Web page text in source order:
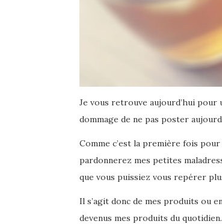
Je vous retrouve aujourd’hui
dommage de ne pas poster
Comme c’est la première fois
pardonnerez mes petites
que vous puissiez vous repérer
Il s’agit donc de mes produits ou
devenus mes produits du